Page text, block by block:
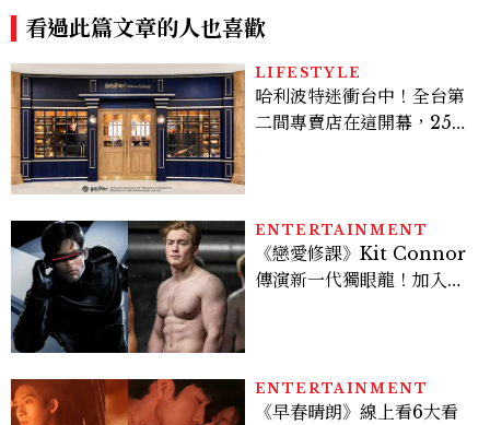
看過此篇文章的人也喜歡
LIFESTYLE
哈利波特迷衝台中！全台第
二間專賣店在這開幕，25週
ENTERTAINMENT
《戀愛修課》Kit Connor
傳演新一代獨眼龍！加入新
ENTERTAINMENT
《早春晴朗》線上看6大看